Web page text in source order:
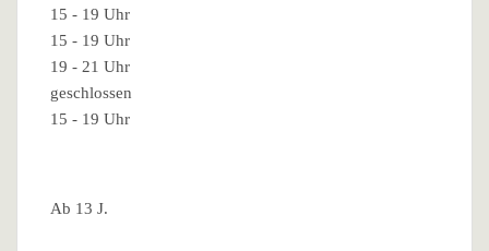
15 - 19 Uhr
15 - 19 Uhr
19 - 21 Uhr
geschlossen
15 - 19 Uhr
Ab 13 J.